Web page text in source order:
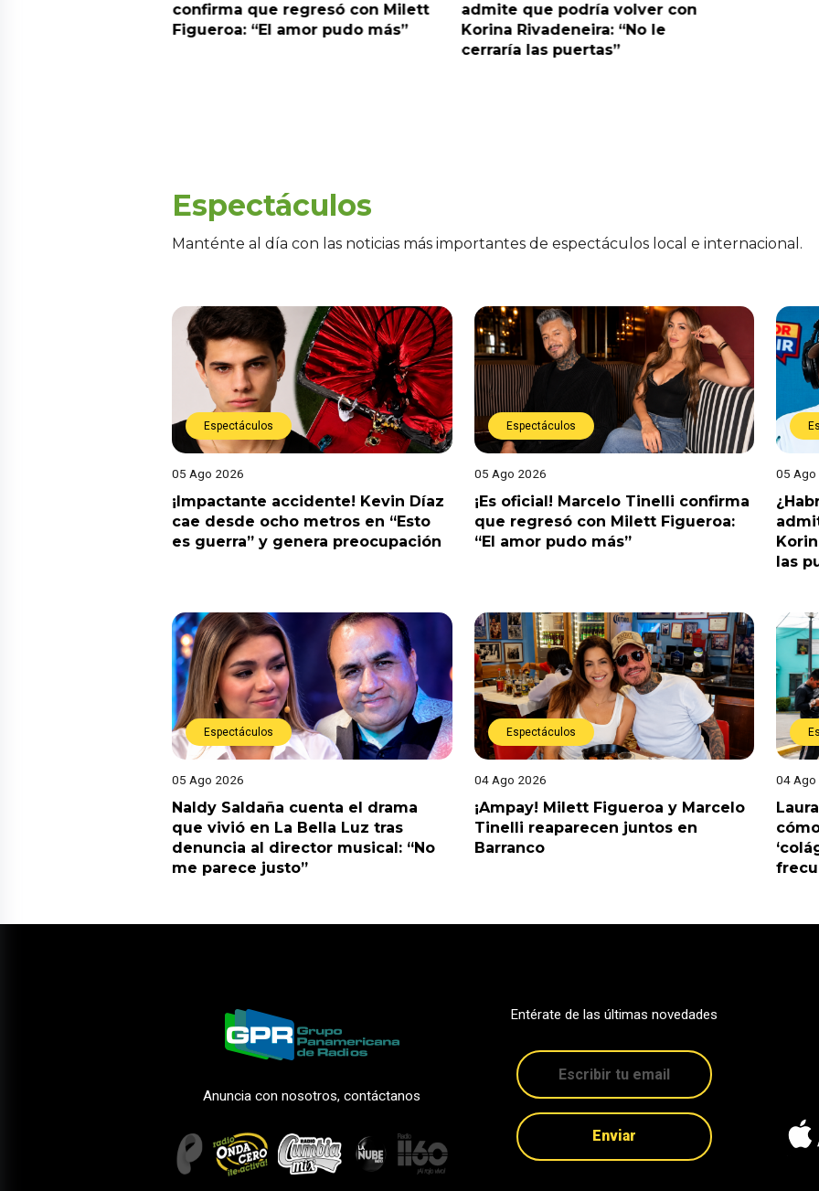
confirma que regresó con Milett
Figueroa: “El amor pudo más”
admite que podría volver con
Korina Rivadeneira: “No le
cerraría las puertas”
Espectáculos
Manténte al día con las noticias más importantes de espectáculos local e internacional.
Espectáculos
05 Ago 2026
¡Impactante accidente! Kevin Díaz
cae desde ocho metros en “Esto
es guerra” y genera preocupación
Espectáculos
05 Ago 2026
¡Es oficial! Marcelo Tinelli confirma
que regresó con Milett Figueroa:
“El amor pudo más”
05 Ago
las
Espectáculos
05 Ago 2026
Naldy Saldaña cuenta el drama
que vivió en La Bella Luz tras
denuncia al director musical: “No
me parece justo”
Espectáculos
04 Ago 2026
¡Ampay! Milett Figueroa y Marcelo
Tinelli reaparecen juntos en
Barranco
04 Ago
Anuncia con nosotros, contáctanos
Entérate de las últimas novedades
Enviar